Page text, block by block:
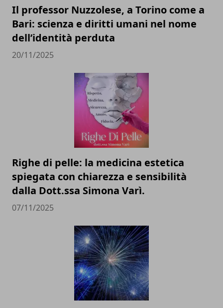
Il professor Nuzzolese, a Torino come a
Bari: scienza e diritti umani nel nome
dell’identità perduta
20/11/2025
Righe di pelle: la medicina estetica
spiegata con chiarezza e sensibilità
dalla Dott.ssa Simona Varì.
07/11/2025